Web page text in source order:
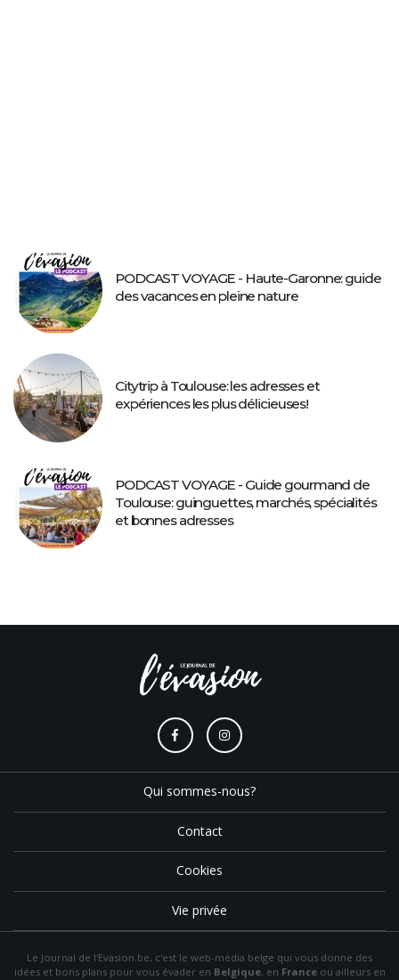
PODCAST VOYAGE - Haute-Garonne: guide
des vacances en pleine nature
Citytrip à Toulouse: les adresses et
expériences les plus délicieuses!
PODCAST VOYAGE - Guide gourmand de
Toulouse: guinguettes, marchés, spécialités
et bonnes adresses
Qui sommes-nous?
Contact
Cookies
Vie privée
Le Journal de l'Evasion.be, c'est le web-média belge qui vous donne des
idées et bons plans pour vous évader en Belgique, en Franceou ailleurs en